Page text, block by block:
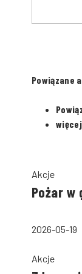
Powiązane
Akcje
Pożar w
2026-05-19
Akcje